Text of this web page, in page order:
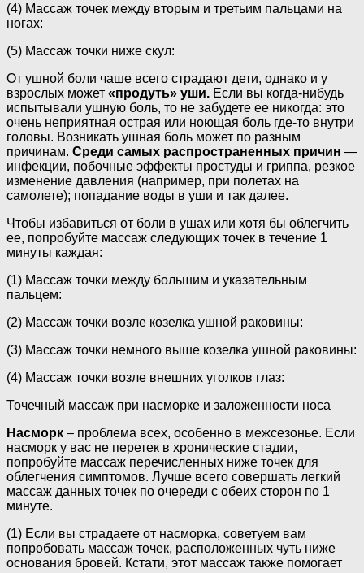
(4) Массаж точек между вторым и третьим пальцами на
ногах:
(5) Массаж точки ниже скул:
От ушной боли чаше всего страдают дети, однако и у
взрослых может «продуть» уши. Если вы когда-нибудь
испытывали ушную боль, то не забудете ее никогда: это
очень неприятная острая или ноющая боль где-то внутри
головы. Возникать ушная боль может по разным
причинам. Среди самых распространенных причин —
инфекции, побочные эффекты простуды и гриппа, резкое
изменение давления (например, при полетах на
самолете); попадание воды в уши и так далее.
Чтобы избавиться от боли в ушах или хотя бы облегчить
ее, попробуйте массаж следующих точек в течение 1
минуты каждая:
(1) Массаж точки между большим и указательным
пальцем:
(2) Массаж точки возле козелка ушной раковины:
(3) Массаж точки немного выше козелка ушной раковины:
(4) Массаж точки возле внешних уголков глаз:
Точечный массаж при насморке и заложенности носа
Насморк – проблема всех, особенно в межсезонье. Если
насморк у вас не перетек в хронические стадии,
попробуйте массаж перечисленных ниже точек для
облегчения симптомов. Лучше всего совершать легкий
массаж данных точек по очереди с обеих сторон по 1
минуте.
(1) Если вы страдаете от насморка, советуем вам
попробовать массаж точек, расположенных чуть ниже
основания бровей. Кстати, этот массаж также помогает